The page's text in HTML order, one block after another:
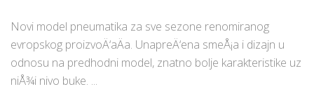
Novi model pneumatika za sve sezone renomiranog
evropskog proizvoÄ‘aÄa. UnapreÄ‘ena smeÅ¡a i dizajn u
odnosu na predhodni model, znatno bolje karakteristike uz
niÅ¾i nivo buke. ...